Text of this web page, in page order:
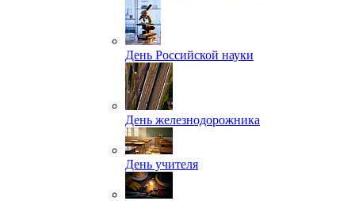
День Российской науки
День железнодорожника
День учителя